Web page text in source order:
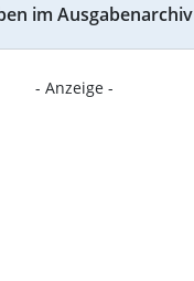
im Ausgabenarchiv
- Anzeige -